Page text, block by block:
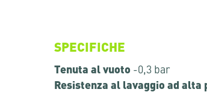
SPECIFICHE
Tenuta al vuoto -0,3 bar
Resistenza al lavaggio ad alta